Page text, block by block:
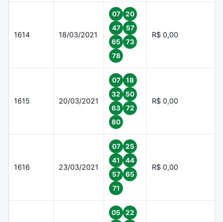
1614 18/03/2021
07
20
47
57
65
73
78
R$ 0,00
1615 20/03/2021
07
18
32
50
63
72
80
R$ 0,00
1616 23/03/2021
07
25
41
44
57
65
71
R$ 0,00
05
22